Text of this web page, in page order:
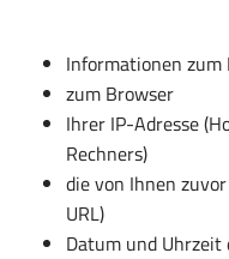
Informationen
zum Browser
Ihrer IP-Adresse
Rechners)
die von Ihnen
URL)
Datum und Uhrzeit